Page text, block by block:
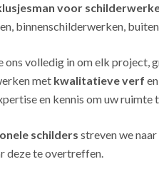
voor
binnenschilderwerken,
ons volledig in om elk project,
met kwalitatieve verf
en kennis om uw ruimte
schilders streven we naar
deze te overtreffen.